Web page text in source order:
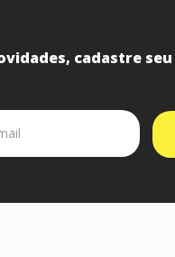
cadastre